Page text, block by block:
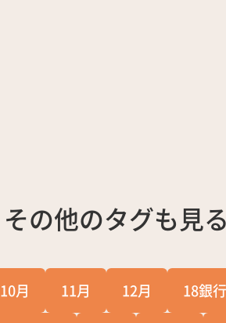
その他のタグも見る
10月 11月 12月 18銀行